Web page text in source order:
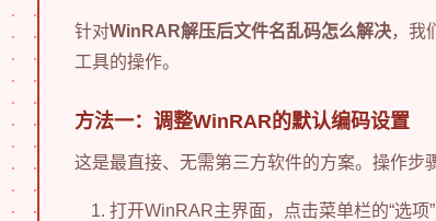
针对WinRAR解压后文件名乱码怎么解决，我
工具的操作。
方法一：调整WinRAR的默认编码设置
这是最直接、无需第三方软件的方案。操作步
打开WinRAR主界面，点击菜单栏的“选项”